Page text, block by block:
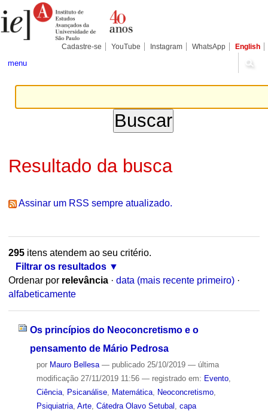
para
conteúdo.
Pessoais
Cadastre-se YouTube Instagram WhatsApp English
menu
Resultado da busca
Assinar um RSS sempre atualizado.
295itens atendem ao seu critério.
Filtrar os resultados
Ordenar por relevância · data (mais recente primeiro) ·
alfabeticamente
Os princípios do Neoconcretismo e o
pensamento de Mário Pedrosa
por Mauro Bellesa — publicado25/10/2019 — última
modificação27/11/2019 11:56 — registrado em: Evento,
Ciência, Psicanálise, Matemática, Neoconcretismo,
Psiquiatria, Arte, Cátedra Olavo Setubal capa